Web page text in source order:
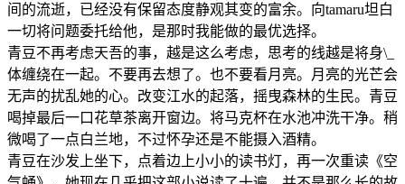
间的流逝，已经没有保留态度静观其变的富余。向tamaru坦白
一切将问题委托给他，是那时我能做的最优选择。
青豆不再考虑天吾的事，越是这么考虑，思考的线越是将身\_
体缠绕在一起。不要再去想了。也不要看月亮。月亮的光芒会
无声的扰乱她的心。改变江水的起落，摇曳森林的生民。青豆
喝掉最后一口花草茶离开窗边。将马克杯在水池冲洗干净。稍
微喝了一点白兰地，不过怀孕还是不能摄入酒精。
青豆在沙发上坐下，点着边上小小的读书灯，再一次重读《空